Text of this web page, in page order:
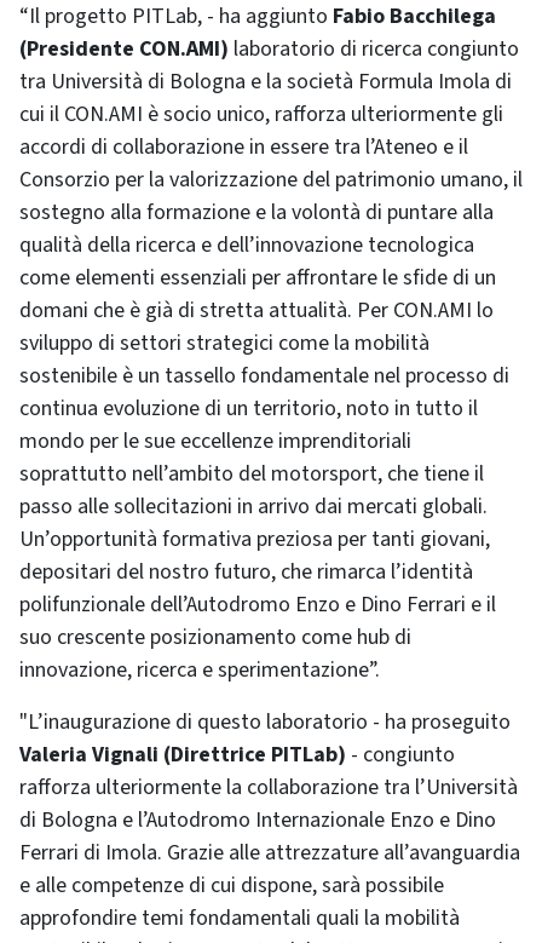
“Il progetto PITLab, - ha aggiunto Fabio Bacchilega
(Presidente CON.AMI) laboratorio di ricerca congiunto
tra Università di Bologna e la società Formula Imola di
cui il CON.AMI è socio unico, rafforza ulteriormente gli
accordi di collaborazione in essere tra l’Ateneo e il
Consorzio per la valorizzazione del patrimonio umano, il
sostegno alla formazione e la volontà di puntare alla
qualità della ricerca e dell’innovazione tecnologica
come elementi essenziali per affrontare le sfide di un
domani che è già di stretta attualità. Per CON.AMI lo
sviluppo di settori strategici come la mobilità
sostenibile è un tassello fondamentale nel processo di
continua evoluzione di un territorio, noto in tutto il
mondo per le sue eccellenze imprenditoriali
soprattutto nell’ambito del motorsport, che tiene il
passo alle sollecitazioni in arrivo dai mercati globali.
Un’opportunità formativa preziosa per tanti giovani,
depositari del nostro futuro, che rimarca l’identità
polifunzionale dell’Autodromo Enzo e Dino Ferrari e il
suo crescente posizionamento come hub di
innovazione, ricerca e sperimentazione”.
"L’inaugurazione di questo laboratorio - ha proseguito
Valeria Vignali (Direttrice PITLab) - congiunto
rafforza ulteriormente la collaborazione tra l’Università
di Bologna e l’Autodromo Internazionale Enzo e Dino
Ferrari di Imola. Grazie alle attrezzature all’avanguardia
e alle competenze di cui dispone, sarà possibile
approfondire temi fondamentali quali la mobilità